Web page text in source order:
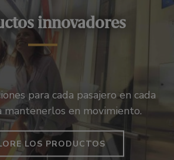
innovadores
para cada pasajero en cada
mantenerlos en movimiento.
LOS PRODUCTOS